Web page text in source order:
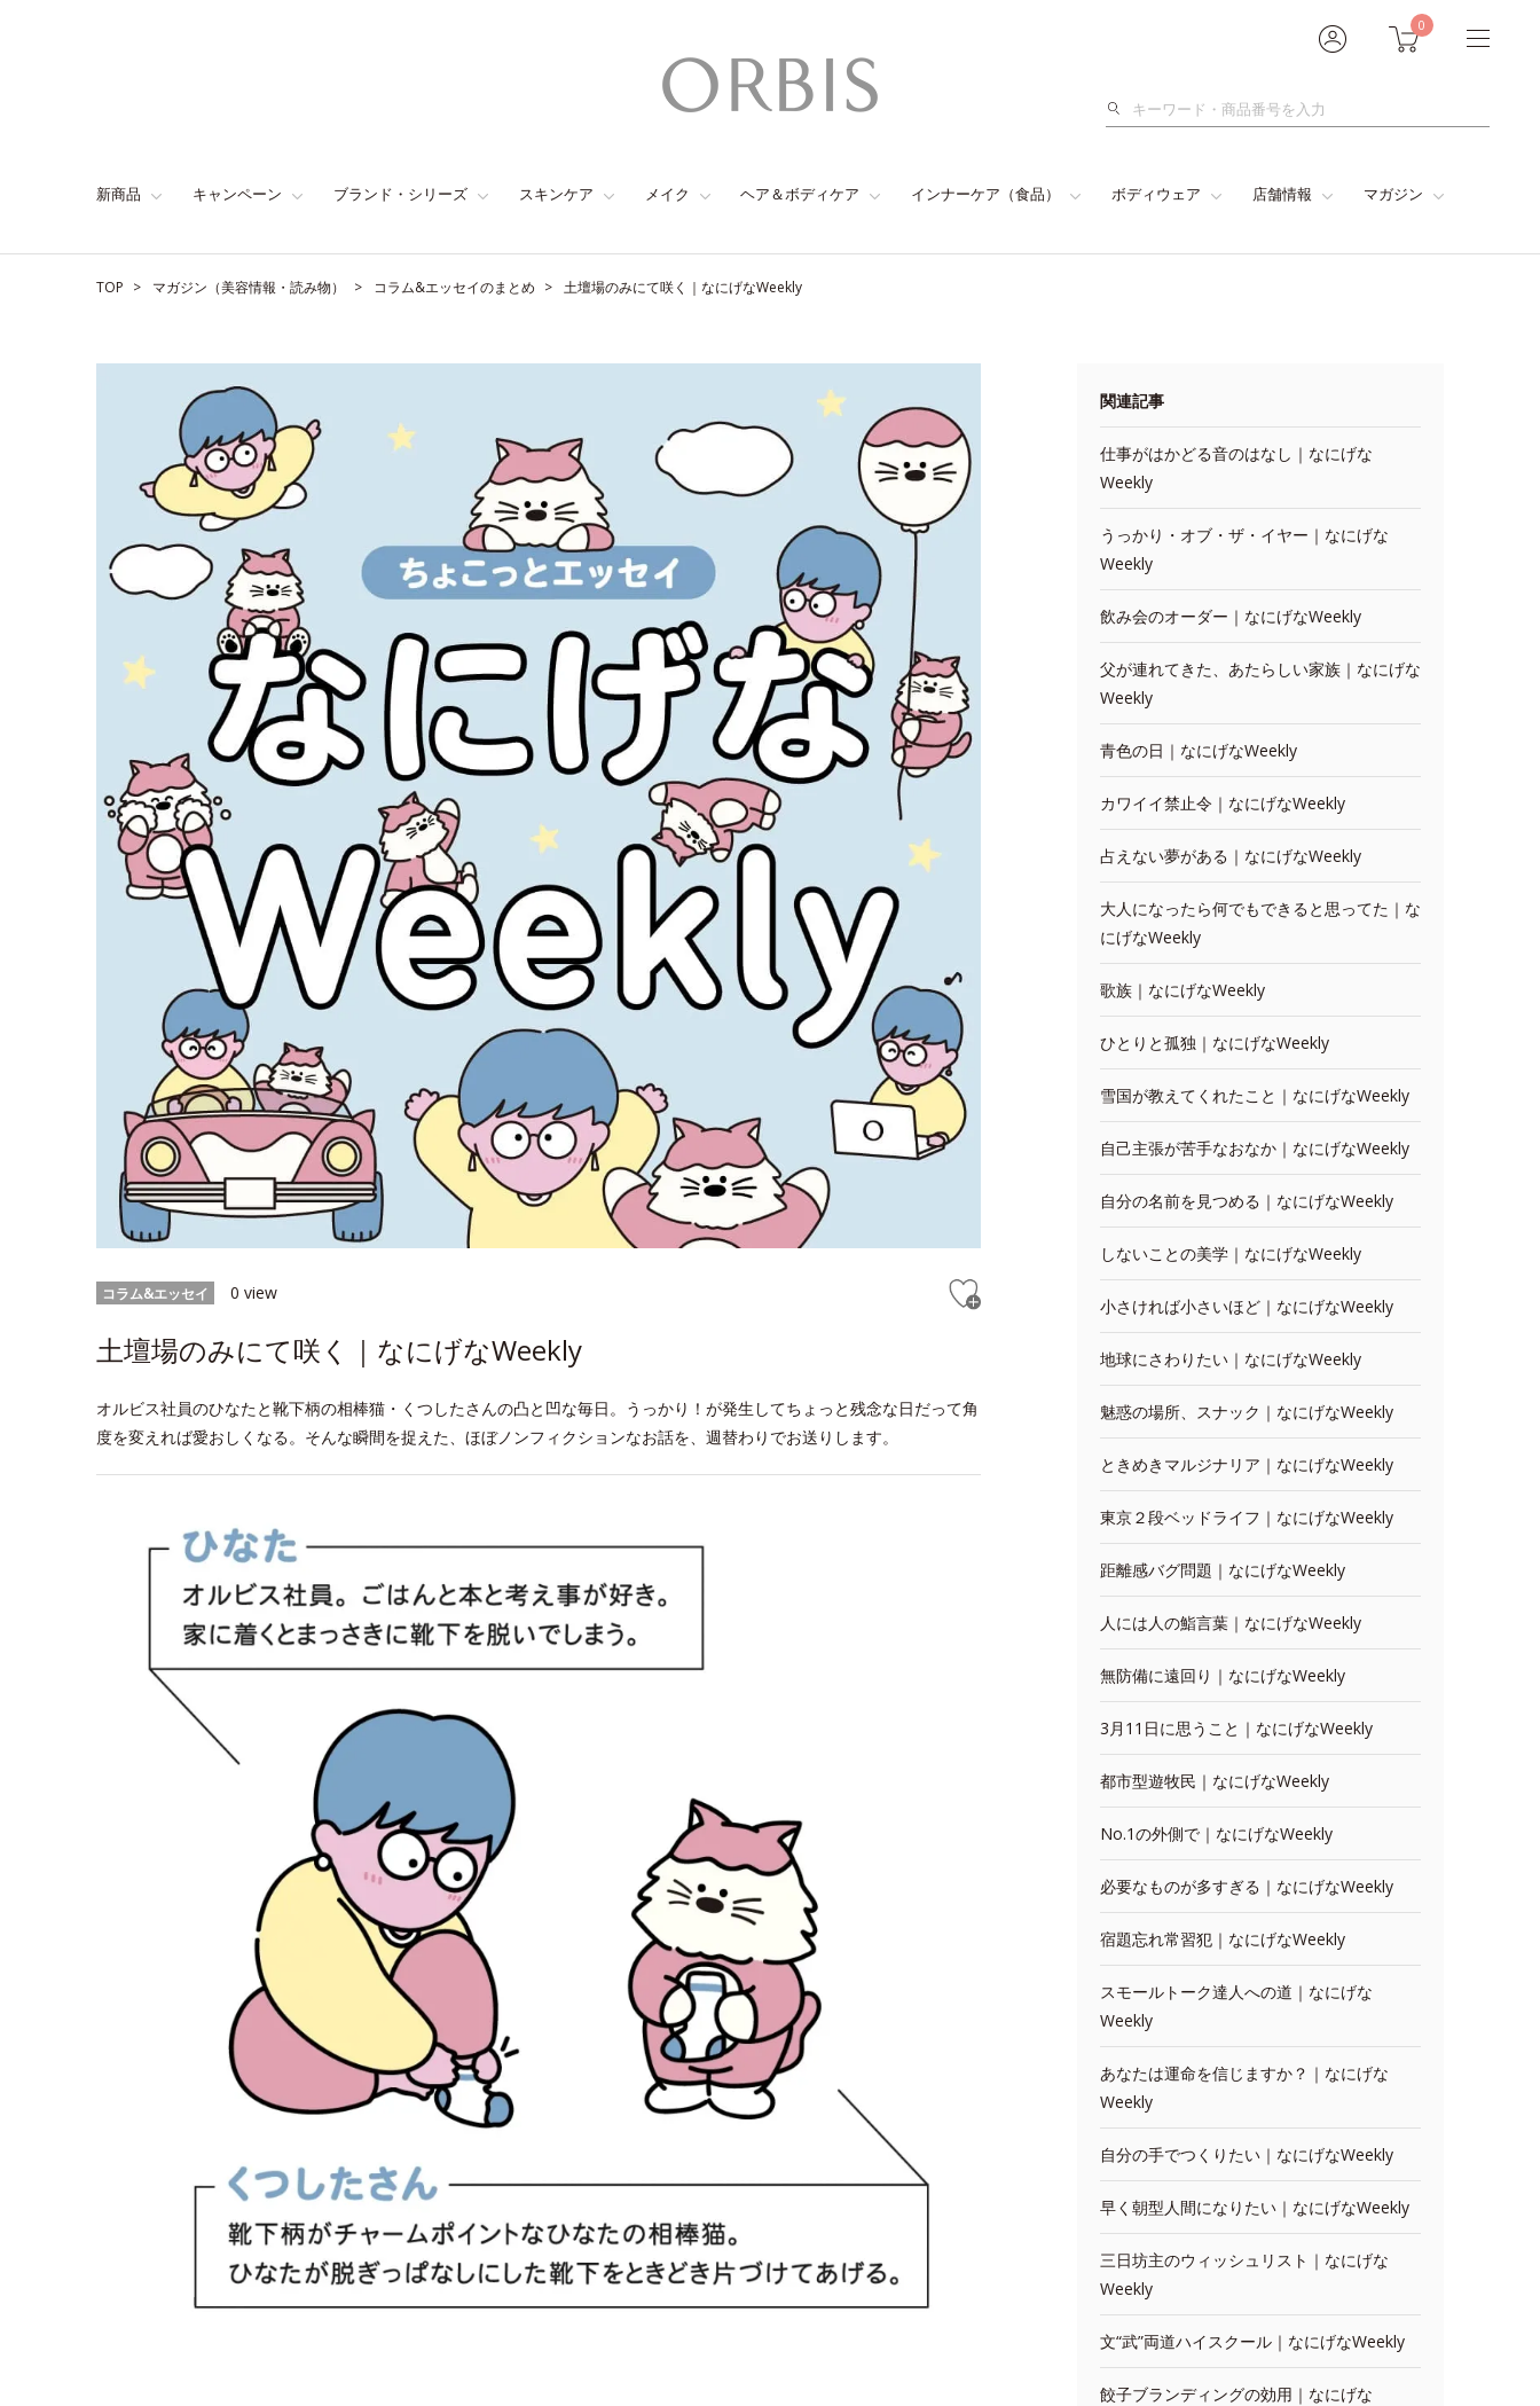
0
検
新商品 キャンペーン ブランド・シリーズ スキンケア メイク ヘア＆ボディケア インナーケア（食品） ボディウェア 店舗情報 マガジン
TOP マガジン（美容情報・読み物） コラム&エッセイのまとめ 土壇場のみにて咲く｜なにげなWeekly
コラム&エッセイ 0 view
土壇場のみにて咲く｜なにげなWeekly
オルビス社員のひなたと靴下柄の相棒猫・くつしたさんの凸と凹な毎日。うっかり！が発生してちょっと残念な日だって角
度を変えれば愛おしくなる。そんな瞬間を捉えた、ほぼノンフィクションなお話を、週替わりでお送りします。
関連記事
仕事がはかどる音のはなし｜なにげな
Weekly
うっかり・オブ・ザ・イヤー｜なにげな
Weekly
飲み会のオーダー｜なにげなWeekly
父が連れてきた、あたらしい家族｜なにげな
Weekly
青色の日｜なにげなWeekly
カワイイ禁止令｜なにげなWeekly
占えない夢がある｜なにげなWeekly
大人になったら何でもできると思ってた｜な
にげなWeekly
歌族｜なにげなWeekly
ひとりと孤独｜なにげなWeekly
雪国が教えてくれたこと｜なにげなWeekly
自己主張が苦手なおなか｜なにげなWeekly
自分の名前を見つめる｜なにげなWeekly
しないことの美学｜なにげなWeekly
小さければ小さいほど｜なにげなWeekly
地球にさわりたい｜なにげなWeekly
魅惑の場所、スナック｜なにげなWeekly
ときめきマルジナリア｜なにげなWeekly
東京２段ベッドライフ｜なにげなWeekly
距離感バグ問題｜なにげなWeekly
人には人の鮨言葉｜なにげなWeekly
無防備に遠回り｜なにげなWeekly
3月11日に思うこと｜なにげなWeekly
都市型遊牧民｜なにげなWeekly
No.1の外側で｜なにげなWeekly
必要なものが多すぎる｜なにげなWeekly
宿題忘れ常習犯｜なにげなWeekly
スモールトーク達人への道｜なにげな
Weekly
あなたは運命を信じますか？｜なにげな
Weekly
自分の手でつくりたい｜なにげなWeekly
早く朝型人間になりたい｜なにげなWeekly
三日坊主のウィッシュリスト｜なにげな
Weekly
文“武”両道ハイスクール｜なにげなWeekly
餃子ブランディングの効用｜なにげな